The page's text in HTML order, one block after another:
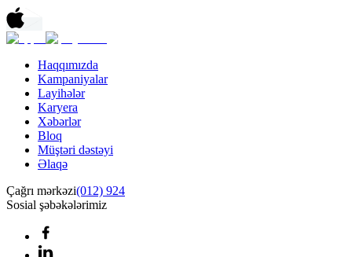
Haqqımızda
Kampaniyalar
Layihələr
Karyera
Xəbərlər
Bloq
Müştəri dəstəyi
Əlaqə
Çağrı mərkəzi(012) 924
Sosial şəbəkələrimiz